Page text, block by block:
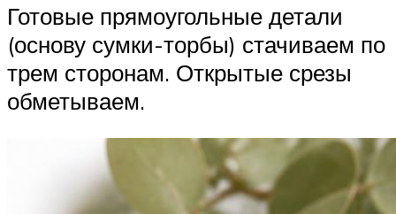
Готовые прямоугольные детали
(основу сумки-торбы) стачиваем по
трем сторонам. Открытые срезы
обметываем.